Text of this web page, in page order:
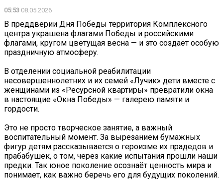
05:53 08.05.2026
В преддверии Дня Победы территория Комплексного
центра украшена флагами Победы и российскими
флагами, кругом цветущая весна — и это создаёт особую
праздничную атмосферу.
В отделении социальной реабилитации
несовершеннолетних и их семей «Лучик» дети вместе с
женщинами из «Ресурсной квартиры» превратили окна
в настоящие «Окна Победы» — галерею памяти и
гордости. ️
Это не просто творческое занятие, а важный
воспитательный момент. За вырезанием бумажных
фигур детям рассказывается о героизме их прадедов и
прабабушек, о том, через какие испытания прошли наши
предки. Так юное поколение осознаёт ценность мира и
понимает, как важно беречь его для будущих поколений.